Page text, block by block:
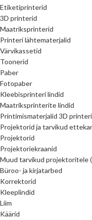
Etiketiprinterid
3D printerid
Maatriksprinterid
Printeri lähtematerjalid
Värvikassetid
Toonerid
Paber
Fotopaber
Kleebisprinteri lindid
Maatriksprinterite lindid
Printimismaterjalid 3D
Projektorid ja tarvikud
Projektorid
Projektoriekraanid
Muud tarvikud projektoritele
Büroo- ja kirjatarbed
Korrektorid
Kleeplindid
Liim
Käärid